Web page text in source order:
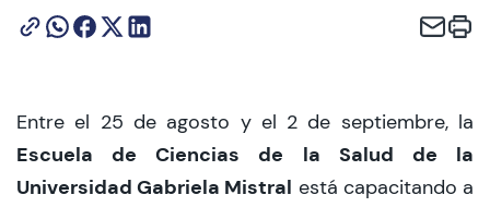
Biblioteca
Language Center
Entre el 25 de agosto y el 2 de septiembre, la
Escuela de Ciencias de la Salud de la
Universidad Gabriela Mistral está capacitando a